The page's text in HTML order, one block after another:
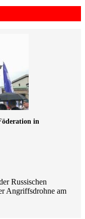
in
Russischen
Angriffsdrohne am